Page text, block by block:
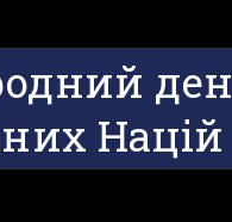
Націй